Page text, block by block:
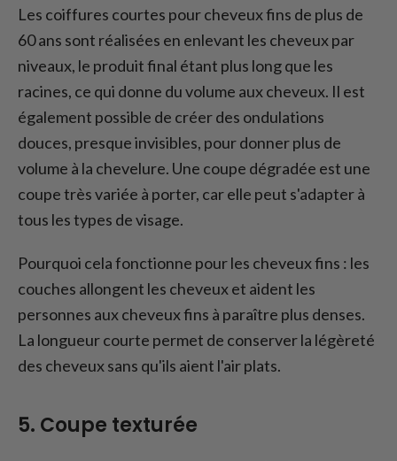
Les coiffures courtes pour cheveux fins de plus de
60 ans sont réalisées en enlevant les cheveux par
niveaux, le produit final étant plus long que les
racines, ce qui donne du volume aux cheveux. Il est
également possible de créer des ondulations
douces, presque invisibles, pour donner plus de
volume à la chevelure. Une coupe dégradée est une
coupe très variée à porter, car elle peut s'adapter à
tous les types de visage.
Pourquoi cela fonctionne pour les cheveux fins : les
couches allongent les cheveux et aident les
personnes aux cheveux fins à paraître plus denses.
La longueur courte permet de conserver la légèreté
des cheveux sans qu'ils aient l'air plats.
5. Coupe texturée